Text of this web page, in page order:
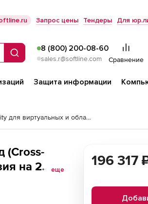
Запрос цены Тендеры Для
Поиск
8 (800) 200-08-60
sales.r@softline.com Сравнение
Защита информации
Kaspersky Security для виртуальных и облачных сред
на 2
еще
196 317